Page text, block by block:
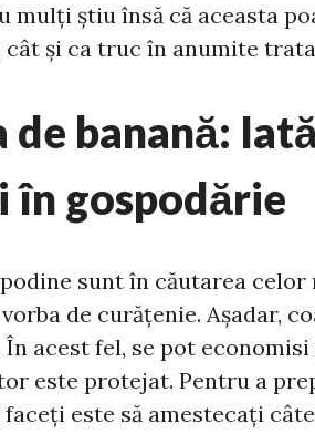
mulți știu însă că aceasta
cât și ca truc în anumite
de banană:
în gospodărie
sunt în căutarea
de curățenie. Așadar,
În acest fel, se pot
este protejat. Pentru a
este să amestecați